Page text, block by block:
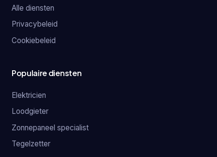
Alle diensten
Privacybeleid
Cookiebeleid
Populaire diensten
Elektricien
Loodgieter
Zonnepaneel specialist
Tegelzetter